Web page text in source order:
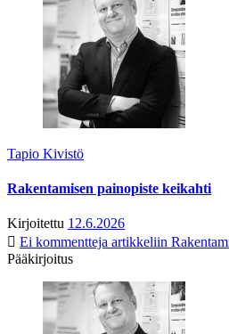
Tapio Kivistö
Rakentamisen painopiste keikahti
Kirjoitettu 12.6.2026
Ei kommentteja artikkeliin
Pääkirjoitus